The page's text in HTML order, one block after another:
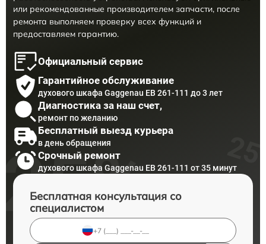
или рекомендованные производителем запчасти, после
ремонта выполняем проверку всех функций и
предоставляем гарантию.
Официальный сервис
Гарантийное обслуживание
духового шкафа Gaggenau EB 261-111 до 3 лет
Диагностика за наш счет,
ремонт по желанию
Бесплатный выезд курьера
в день обращения
Срочный ремонт
духового шкафа Gaggenau EB 261-111 от 35 минут
Бесплатная консультация со
специалистом